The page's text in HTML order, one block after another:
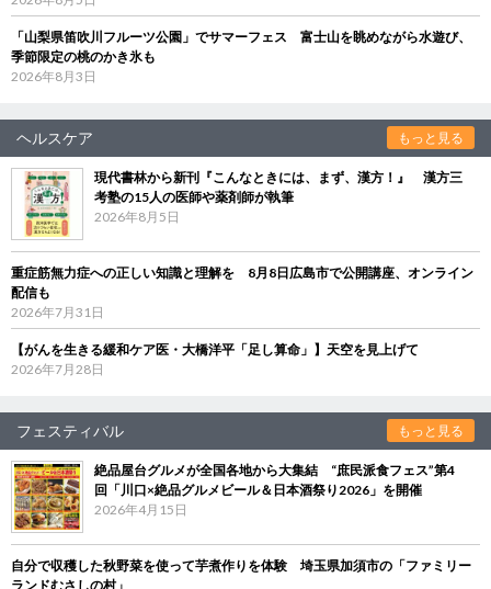
「山梨県笛吹川フルーツ公園」でサマーフェス 富士山を眺めながら水遊び、
季節限定の桃のかき氷も
2026年8月3日
ヘルスケア もっと見る
現代書林から新刊『こんなときには、まず、漢方！』 漢方三
考塾の15人の医師や薬剤師が執筆
2026年8月5日
重症筋無力症への正しい知識と理解を 8月8日広島市で公開講座、オンライン
配信も
2026年7月31日
【がんを生きる緩和ケア医・大橋洋平「足し算命」】天空を見上げて
2026年7月28日
フェスティバル もっと見る
絶品屋台グルメが全国各地から大集結 “庶民派食フェス”第4
回「川口×絶品グルメビール＆日本酒祭り2026」を開催
2026年4月15日
自分で収穫した秋野菜を使って芋煮作りを体験 埼玉県加須市の「ファミリー
ランドむさしの村」